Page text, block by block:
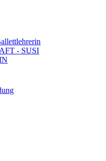
- SUSI